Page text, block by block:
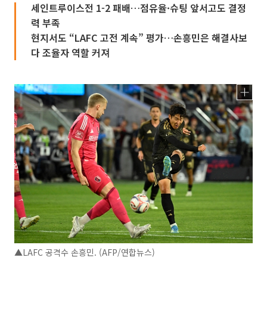
세인트루이스전 1-2 패배…점유율·슈팅 앞서고도 결정
력 부족
현지서도 “LAFC 고전 계속” 평가…손흥민은 해결사보
다 조율자 역할 커져
▲LAFC 공격수 손흥민. (AFP/연합뉴스)